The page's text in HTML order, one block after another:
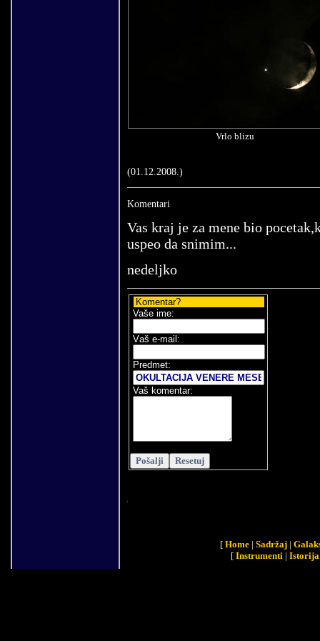
Vrlo blizu
(01 12 .2008 .)
Komentari
Vas kraj je za mene bio
uspeo da snimim...
nedeljko
Komentar?
Vaše ime:
Vaš e-mail :
Predmet:
Vaš komentar:
[ Home | Sadržaj |
[ Instrumenti |